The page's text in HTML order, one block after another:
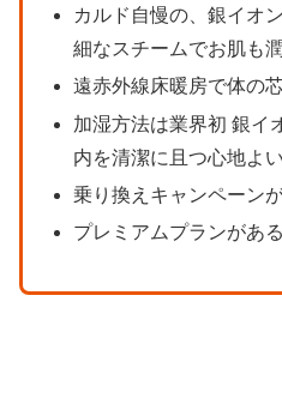
カルド自慢の、銀イオ
細なスチームでお肌も
遠赤外線床暖房で体の
加湿方法は業界初 銀イ
内を清潔に且つ心地よ
乗り換えキャンペーン
プレミアムプランがある